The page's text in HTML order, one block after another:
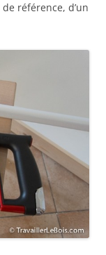
référence, d’un